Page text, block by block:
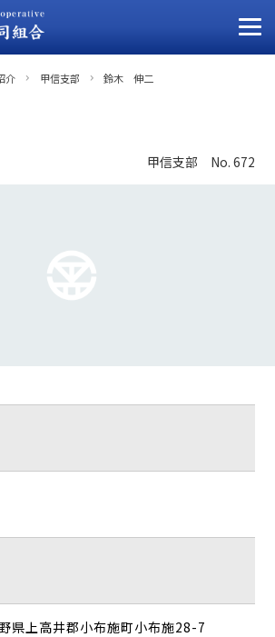
介 甲信支部 鈴木 伸二
甲信支部 No. 672
県上高井郡小布施町小布施28-7